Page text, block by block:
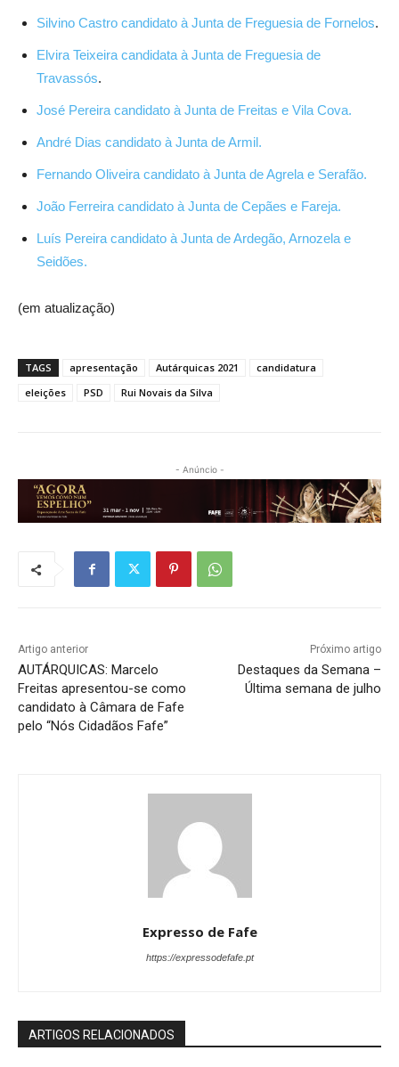
Silvino Castro candidato à Junta de Freguesia de Fornelos.
Elvira Teixeira candidata à Junta de Freguesia de
Travassós.
José Pereira candidato à Junta de Freitas e Vila Cova.
André Dias candidato à Junta de Armil.
Fernando Oliveira candidato à Junta de Agrela e Serafão.
João Ferreira candidato à Junta de Cepães e Fareja.
Luís Pereira candidato à Junta de Ardegão, Arnozela e
Seidões.
(em atualização)
TAGS apresentação Autárquicas 2021
candidatura
eleições
PSD Rui Novais da Silva
- Anúncio -
Artigo anterior
AUTÁRQUICAS: Marcelo
Freitas apresentou-se como
candidato à Câmara de Fafe
pelo “Nós Cidadãos Fafe”
Próximo artigo
Destaques da Semana –
Última semana de julho
Expresso de Fafe
https://expressodefafe.pt
ARTIGOS RELACIONADOS